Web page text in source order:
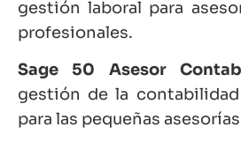
gestión laboral para
profesionales.
Sage 50 Asesor
gestión de la
para las pequeñas